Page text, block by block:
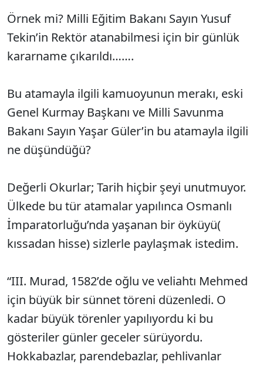
Örnek mi? Milli Eğitim Bakanı Sayın Yusuf
Tekin’in Rektör atanabilmesi için bir günlük
kararname çıkarıldı…….
Bu atamayla ilgili kamuoyunun merakı, eski
Genel Kurmay Başkanı ve Milli Savunma
Bakanı Sayın Yaşar Güler’in bu atamayla ilgili
ne düşündüğü?
Değerli Okurlar; Tarih hiçbir şeyi unutmuyor.
Ülkede bu tür atamalar yapılınca Osmanlı
İmparatorluğu’nda yaşanan bir öyküyü(
kıssadan hisse) sizlerle paylaşmak istedim.
“III. Murad, 1582’de oğlu ve veliahtı Mehmed
için büyük bir sünnet töreni düzenledi. O
kadar büyük törenler yapılıyordu ki bu
gösteriler günler geceler sürüyordu.
Hokkabazlar, parendebazlar, pehlivanlar